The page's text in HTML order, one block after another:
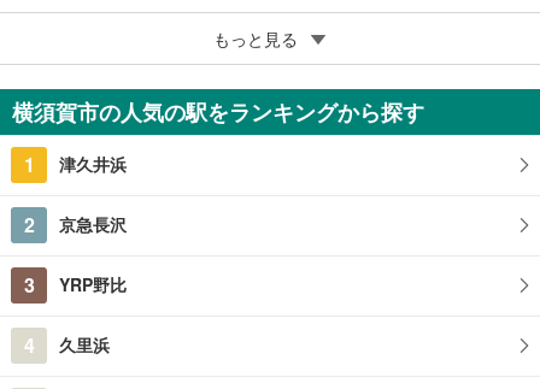
成約でもらえる
横須賀市二葉2丁目
1,480万円
4DK
もっと見る
横須賀市の人気の駅をランキングから探す
1 津久井浜
2 京急長沢
3 YRP野比
4 久里浜